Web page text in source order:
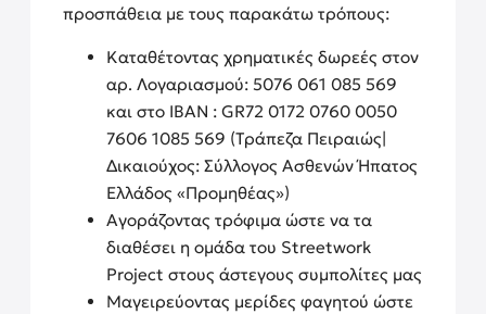
προσπάθεια με τους παρακάτω τρόπους:
Καταθέτοντας χρηματικές δωρεές στον
αρ. Λογαριασμού: 5076 061 085 569
και στο IBAN : GR72 0172 0760 0050
7606 1085 569 (Τράπεζα Πειραιώς|
Δικαιούχος: Σύλλογος Ασθενών Ήπατος
Ελλάδος «Προμηθέας»)
Αγοράζοντας τρόφιμα ώστε να τα
διαθέσει η ομάδα του Streetwork
Project στους άστεγους συμπολίτες μας
Μαγειρεύοντας μερίδες φαγητού ώστε